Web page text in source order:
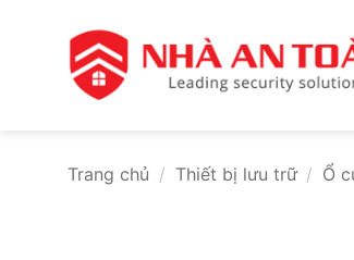
Trang chủ / Thiết bị lưu trữ / Ổ